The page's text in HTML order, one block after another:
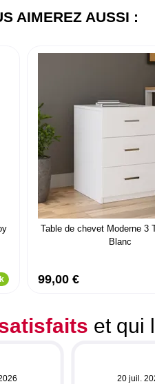
AIMEREZ AUSSI :
Table de chevet Moderne 3
Blanc
99,00 €
et qui
20 juil.